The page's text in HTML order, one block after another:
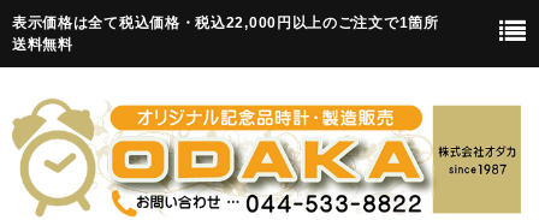
表示価格は全て税込価格・税込22,000円以上のご注文で1箇所
送料無料